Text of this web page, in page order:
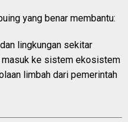
yang benar membantu:
lingkungan sekitar
masuk ke sistem ekosistem
limbah dari pemerintah